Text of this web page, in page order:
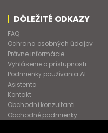
DÔLEŽITÉ ODKAZY
FAQ
Ochrana osobných údajov
Právne informácie
Vyhlásenie o prístupnosti
Podmienky používania AI
Asistenta
Kontakt
Obchodní konzultanti
Obchodné podmienky